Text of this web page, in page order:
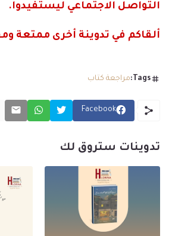
التواصل الاجتماعي ليستفيدوا.
ألقاكم في تدوينة أخرى ممتعة
Tags: مراجعة كتاب
Facebook
تدوينات ستروق لك